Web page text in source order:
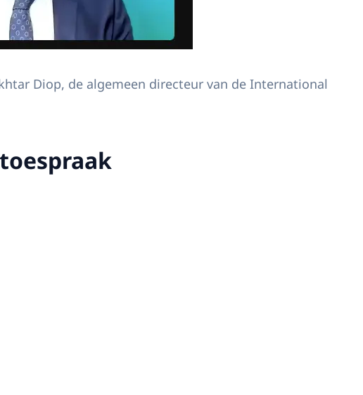
Diop, de algemeen directeur van de International